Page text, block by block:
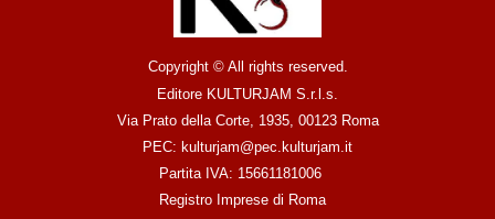
Copyright © All rights reserved.
Editore KULTURJAM S.r.l.s.
Via Prato della Corte, 1935, 00123 Roma
PEC: kulturjam@pec.kulturjam.it
Partita IVA: 15661181006
Registro Imprese di Roma